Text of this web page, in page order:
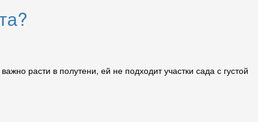
расти в полутени, ей не подходит участки сада с густой